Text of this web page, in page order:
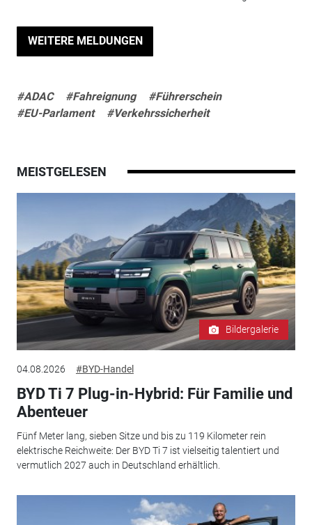
WEITERE MELDUNGEN
#ADAC #Fahreignung
#Führerschein
#EU-Parlament
#Verkehrssicherheit
MEISTGELESEN
Bildergalerie
04.08.2026 #BYD-Handel
BYD Ti 7 Plug-in-Hybrid: Für Familie und
Abenteuer
Fünf Meter lang, sieben Sitze und bis zu 119 Kilometer rein
elektrische Reichweite: Der BYD Ti 7 ist vielseitig talentiert und
vermutlich 2027 auch in Deutschland erhältlich.